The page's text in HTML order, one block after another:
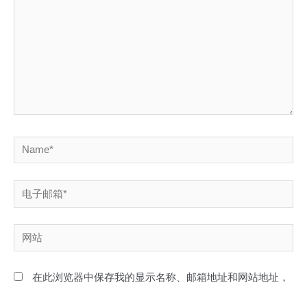
Name*
电
子
邮
箱
网
站
在此浏览器中保存我的显示名称、邮箱地址和网站地址，